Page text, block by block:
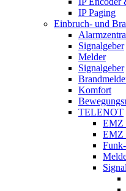
IP Paging
Einbruch- und
Signalgeber
Melder
Signalgeber
Komfort
TELENOT
EMZ
EMZ